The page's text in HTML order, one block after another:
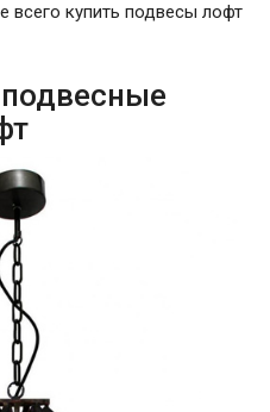
всего купить подвесы лофт